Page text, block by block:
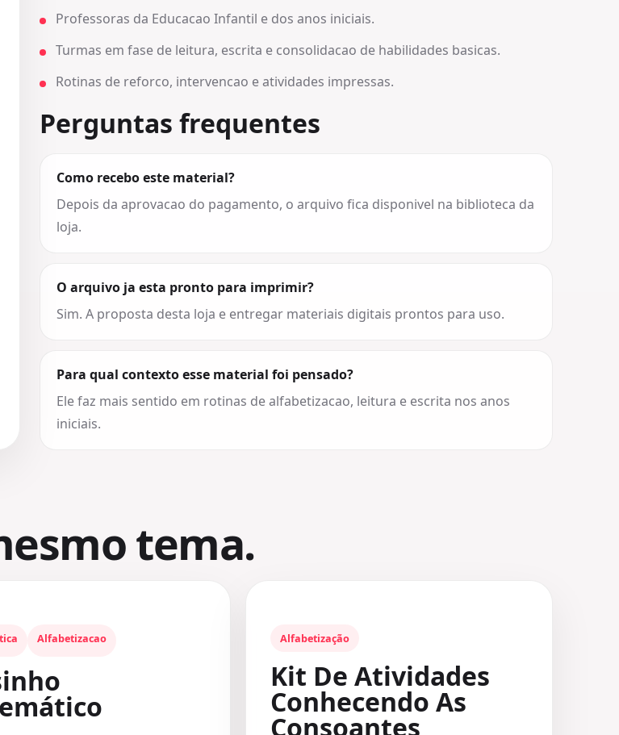
Professoras da Educacao Infantil e dos anos iniciais.
Turmas em fase de leitura, escrita e consolidacao de habilidades basicas.
Rotinas de reforco, intervencao e atividades impressas.
Perguntas frequentes
Como recebo este material?
Depois da aprovacao do pagamento, o arquivo fica disponivel na biblioteca da
loja.
O arquivo ja esta pronto para imprimir?
Sim. A proposta desta loja e entregar materiais digitais prontos para uso.
Para qual contexto esse material foi pensado?
Ele faz mais sentido em rotinas de alfabetizacao, leitura e escrita nos anos
iniciais.
tema.
Alfabetizacao Alfabetização
Kit De Atividades
Conhecendo As
Consoantes